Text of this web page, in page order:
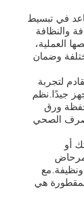
في تبسيط
والنظافة
العملية،
وضمان
لتجربة
جيدًا.نظم
ورق
الصحي
أو
هي